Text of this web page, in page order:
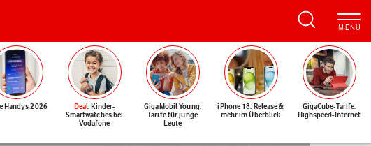
Handys 2026 Deal: Kinder-
Smartwatches bei
Vodafone
GigaMobil Young:
Tarife für junge
Leute
iPhone 18: Release &
mehr im Überblick
GigaCube-Tarife:
Highspeed-Internet